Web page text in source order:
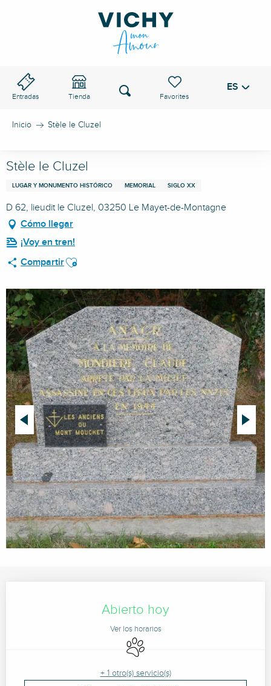
Entradas Tienda
Voir les favoris
Buscar ES
Inicio Stèle le Cluzel
Stèle le Cluzel
LUGAR Y MONUMENTO HISTÓRICO MEMORIAL SIGLO XX
D 62, lieudit le Cluzel, 03250 Le Mayet-de-Montagne
Cómo llegar
¡Voy en tren!
CompartirAjouter aux favoris
Abierto hoy
Ver los horarios
Se aceptan animales
+ 1 otro(s) servicio(s)